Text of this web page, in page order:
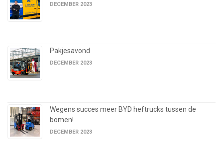
DECEMBER 2023
Pakjesavond
DECEMBER 2023
Wegens succes meer BYD heftrucks tussen de
bomen!
DECEMBER 2023